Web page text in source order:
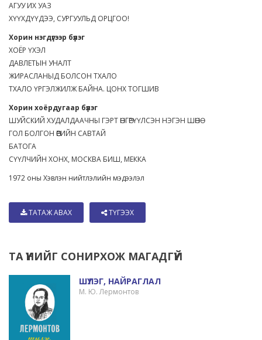
АГУУ ИХ УАЗ
ХҮҮХДҮҮДЭЭ, СУРГУУЛЬД ОРЦГОО!
Хорин нэгдүгээр бүлэг
ХОЁР ҮХЭЛ
ДАВЛЕТЫН УНАЛТ
ЖИРАСЛАНЫД БОЛСОН ТХАЛО
ТХАЛО ҮРГЭЛЖИЛЖ БАЙНА. ЦОНХ ТОГШИВ
Хорин хоёрдугаар бүлэг
ШУЙСКИЙ ХУДАЛДААЧНЫ ГЭРТ ӨНГӨРҮҮЛСЭН НЭГЭН ШӨНӨ
ГОЛ БОЛГОН ӨӨРИЙН САВТАЙ
БАТОГА
СҮҮЛЧИЙН ХОНХ, МОСКВА БИШ, МЕККА
1972 оны Хэвлэн нийтлэлийн мэдээлэл
ТАТАЖ АВАХ ТҮГЭЭХ
ТА ҮҮНИЙГ СОНИРХОЖ МАГАДГҮЙ
ШҮЛЭГ, НАЙРАГЛАЛ
М. Ю. Лермонтов